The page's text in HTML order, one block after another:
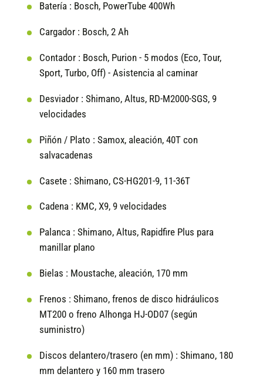
Batería : Bosch, PowerTube 400Wh
Cargador : Bosch, 2 Ah
Contador : Bosch, Purion - 5 modos (Eco, Tour,
Sport, Turbo, Off) - Asistencia al caminar
Desviador :Shimano, Altus, RD-M2000-SGS, 9
velocidades
Piñón / Plato :Samox, aleación, 40T con
salvacadenas
Casete :Shimano, CS-HG201-9, 11-36T
Cadena : KMC, X9, 9 velocidades
Palanca :Shimano, Altus, Rapidfire Plus para
manillar plano
Bielas : Moustache, aleación, 170 mm
Frenos :Shimano, frenos de disco hidráulicos
MT200 o freno Alhonga HJ-OD07 (según
suministro)
Discos delantero/trasero (en mm) :Shimano, 180
mm delantero y 160 mm trasero